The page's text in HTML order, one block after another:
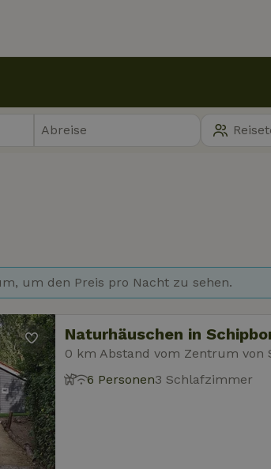
um den Preis pro Nacht zu sehen.
Naturhäuschen in
0 km Abstand vom Zentrum von
6 Personen3 Schlafzimmer